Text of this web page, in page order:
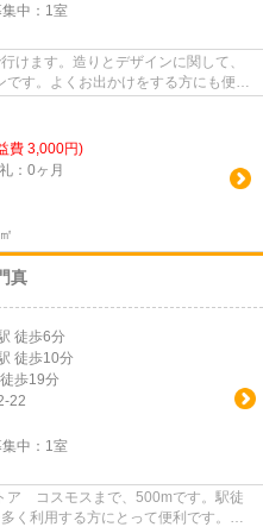
中： 1室
ます。造りとデザインに関して、
す。よくお出かけをする方にも便利
費 3,000円)
：0ヶ月
真
徒歩6分
徒歩10分
徒歩19分
22
中： 1室
ア コスモスまで、500mです。駅徒
く利用する方にとって便利です。お